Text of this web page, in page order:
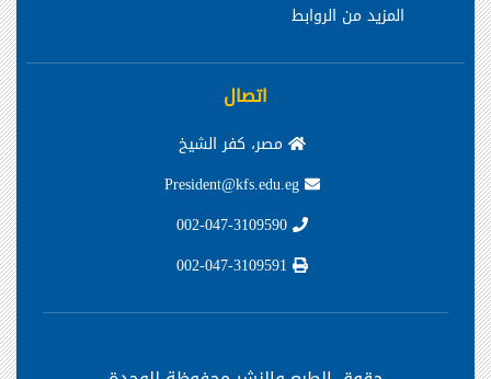
المزيد من الروابط
اتصال
مصر، كفر الشيخ